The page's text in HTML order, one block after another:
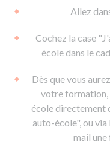
Permis
Permis &
De la conduite
De la conduite
Voir tous les
Permis poids
Formation FCO
Formation
Devenir
Allez
Cochez la case
école dans le
Dès que vous
votre formation,
école directement
auto-école", ou
mail